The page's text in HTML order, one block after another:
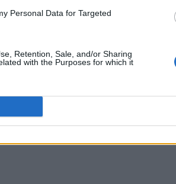
Personal Data for Targeted
Retention, Sale, and/or Sharing
with the Purposes for which it